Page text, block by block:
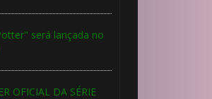
será lançada no
OFICIAL DA SÉRIE